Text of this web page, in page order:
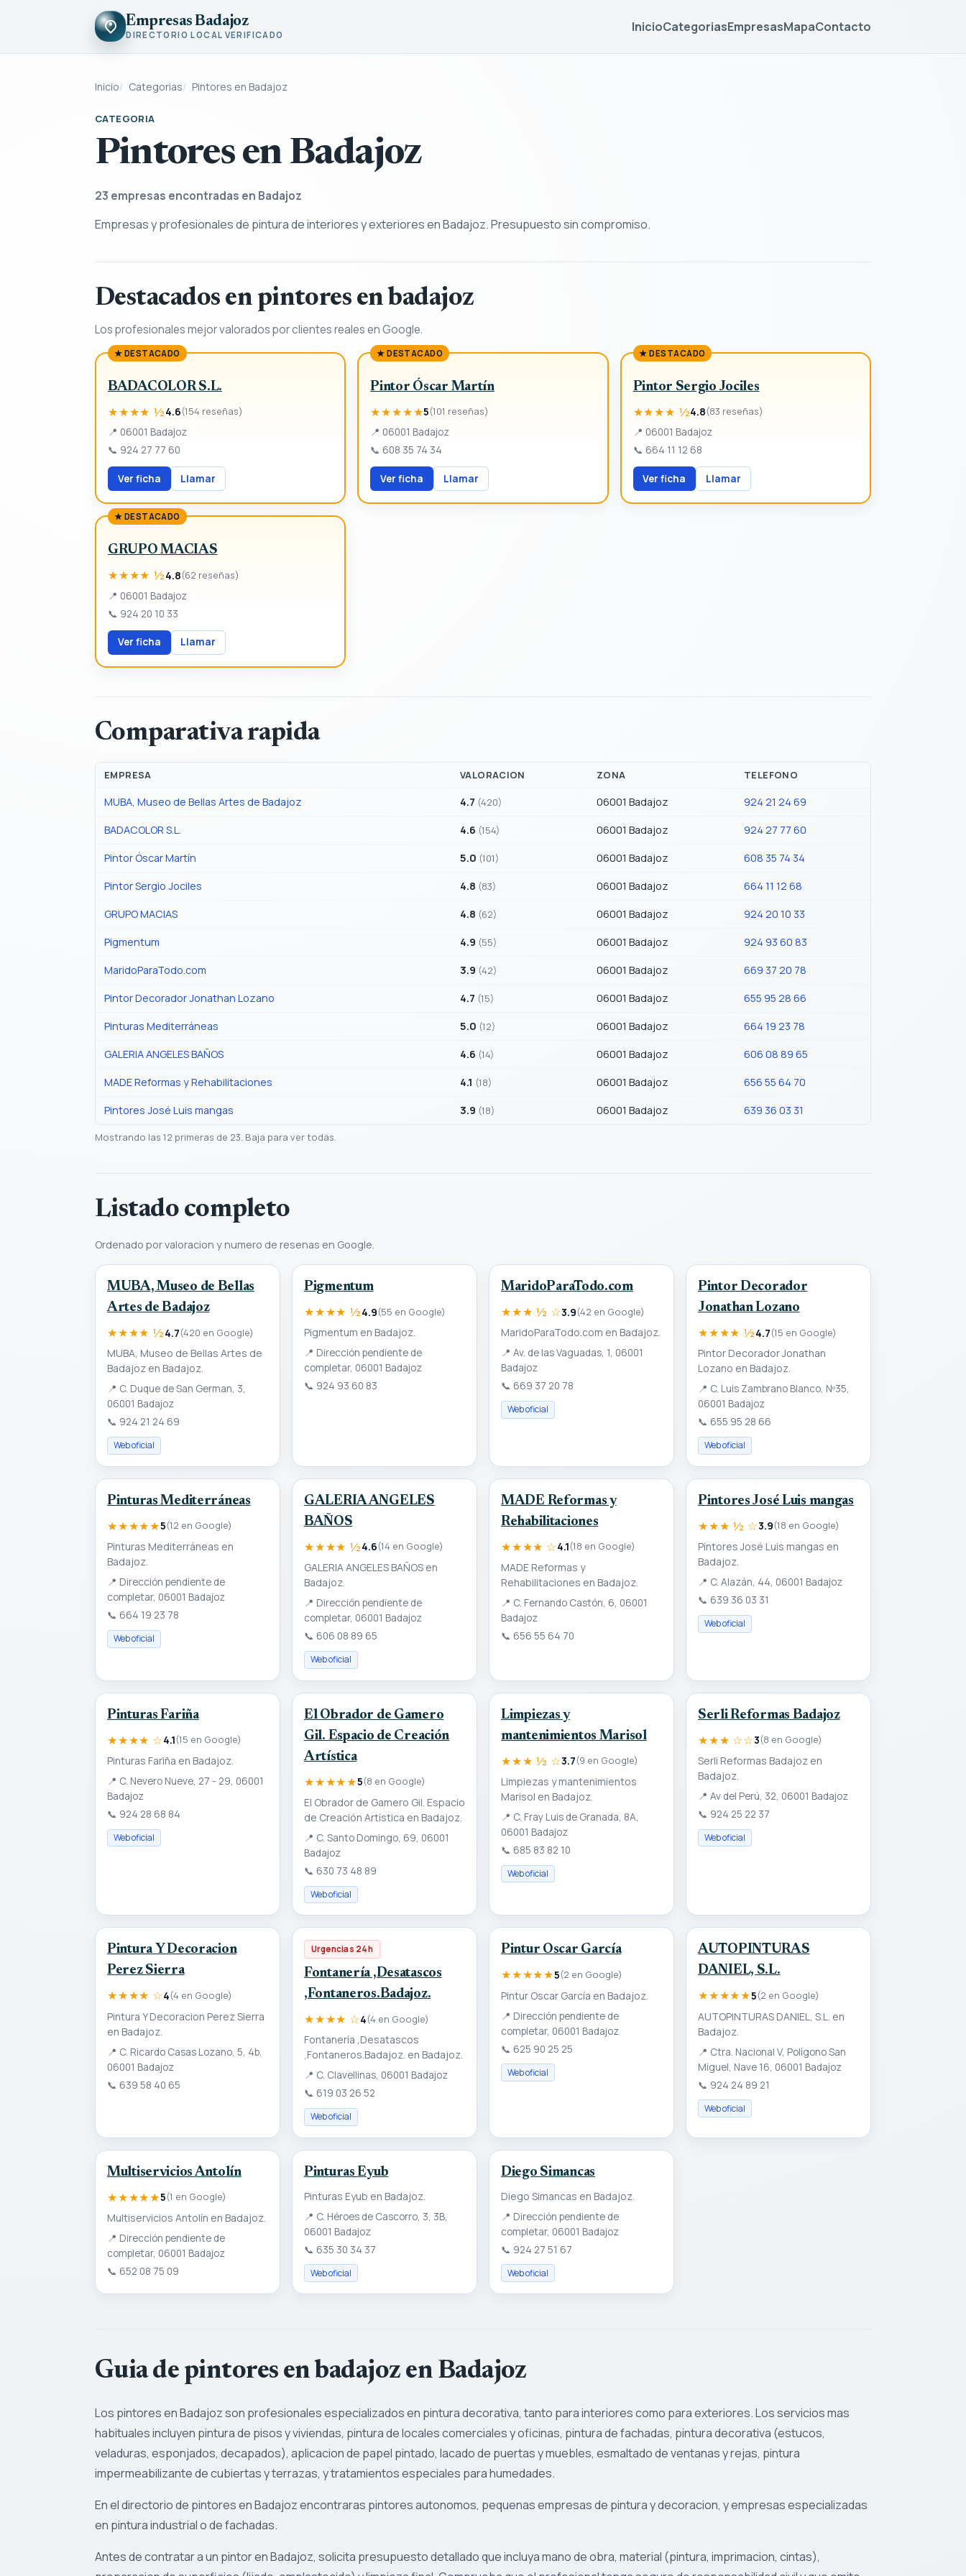
Empresas Badajoz
DIRECTORIO LOCAL VERIFICADO
InicioCategoriasEmpresasMapaContacto
Inicio Categorias Pintores en Badajoz
CATEGORIA
Pintores en Badajoz
23 empresas encontradas en Badajoz
Empresas y profesionales de pintura de interiores y exteriores en Badajoz. Presupuesto sin compromiso.
Destacados en pintores en badajoz
Los profesionales mejor valorados por clientes reales en Google.
★ DESTACADO
BADACOLOR S.L.
★★★★ ½4.6(154 reseñas)
📍 06001 Badajoz
📞 924 27 77 60
Ver ficha Llamar
★ DESTACADO
Pintor Óscar Martín
★★★★★5(101 reseñas)
📍 06001 Badajoz
📞 608 35 74 34
Ver ficha Llamar
★ DESTACADO
Pintor Sergio Jociles
★★★★ ½4.8(83 reseñas)
📍 06001 Badajoz
📞 664 11 12 68
Ver ficha Llamar
★ DESTACADO
GRUPO MACIAS
★★★★ ½4.8(62 reseñas)
📍 06001 Badajoz
📞 924 20 10 33
Ver ficha Llamar
Comparativa rapida
EMPRESA VALORACION ZONA TELEFONO
MUBA, Museo de Bellas Artes de Badajoz 4.7 (420) 06001 Badajoz 924 21 24 69
BADACOLOR S.L. 4.6 (154) 06001 Badajoz 924 27 77 60
Pintor Óscar Martín 5.0 (101) 06001 Badajoz 608 35 74 34
Pintor Sergio Jociles 4.8 (83) 06001 Badajoz 664 11 12 68
GRUPO MACIAS 4.8 (62) 06001 Badajoz 924 20 10 33
Pigmentum 4.9 (55) 06001 Badajoz 924 93 60 83
MaridoParaTodo.com 3.9 (42) 06001 Badajoz 669 37 20 78
Pintor Decorador Jonathan Lozano 4.7 (15) 06001 Badajoz 655 95 28 66
Pinturas Mediterráneas 5.0 (12) 06001 Badajoz 664 19 23 78
GALERIA ANGELES BAÑOS 4.6 (14) 06001 Badajoz 606 08 89 65
MADE Reformas y Rehabilitaciones 4.1 (18) 06001 Badajoz 656 55 64 70
Pintores José Luis mangas 3.9 (18) 06001 Badajoz 639 36 03 31
Mostrando las 12 primeras de 23. Baja para ver todas.
Listado completo
Ordenado por valoracion y numero de resenas en Google.
MUBA, Museo de Bellas
Artes de Badajoz
★★★★ ½4.7(420 en Google)
MUBA, Museo de Bellas Artes de
Badajoz en Badajoz.
📍 C. Duque de San German, 3,
06001 Badajoz
📞 924 21 24 69
Web oficial
Pigmentum
★★★★ ½4.9(55 en Google)
Pigmentum en Badajoz.
📍 Dirección pendiente de
completar, 06001 Badajoz
📞 924 93 60 83
MaridoParaTodo.com
★★★ ½ ☆3.9(42 en Google)
MaridoParaTodo.com en Badajoz.
📍 Av. de las Vaguadas, 1, 06001
Badajoz
📞 669 37 20 78
Web oficial
Pintor Decorador
Jonathan Lozano
★★★★ ½4.7(15 en Google)
Pintor Decorador Jonathan
Lozano en Badajoz.
📍 C. Luis Zambrano Blanco, Nº35,
06001 Badajoz
📞 655 95 28 66
Web oficial
Pinturas Mediterráneas
★★★★★5(12 en Google)
Pinturas Mediterráneas en
Badajoz.
📍 Dirección pendiente de
completar, 06001 Badajoz
📞 664 19 23 78
Web oficial
GALERIA ANGELES
BAÑOS
★★★★ ½4.6(14 en Google)
GALERIA ANGELES BAÑOS en
Badajoz.
📍 Dirección pendiente de
completar, 06001 Badajoz
📞 606 08 89 65
Web oficial
MADE Reformas y
Rehabilitaciones
★★★★ ☆4.1(18 en Google)
MADE Reformas y
Rehabilitaciones en Badajoz.
📍 C. Fernando Castón, 6, 06001
Badajoz
📞 656 55 64 70
Pintores José Luis mangas
★★★ ½ ☆3.9(18 en Google)
Pintores José Luis mangas en
Badajoz.
📍 C. Alazán, 44, 06001 Badajoz
📞 639 36 03 31
Web oficial
Pinturas Fariña
★★★★ ☆4.1(15 en Google)
Pinturas Fariña en Badajoz.
📍 C. Nevero Nueve, 27 - 29, 06001
Badajoz
📞 924 28 68 84
Web oficial
El Obrador de Gamero
Gil. Espacio de Creación
Artística
★★★★★5(8 en Google)
El Obrador de Gamero Gil. Espacio
de Creación Artística en Badajoz.
📍 C. Santo Domingo, 69, 06001
Badajoz
📞 630 73 48 89
Web oficial
Limpiezas y
mantenimientos Marisol
★★★ ½ ☆3.7(9 en Google)
Limpiezas y mantenimientos
Marisol en Badajoz.
📍 C. Fray Luis de Granada, 8A,
06001 Badajoz
📞 685 83 82 10
Web oficial
Serli Reformas Badajoz
★★★ ☆☆3(8 en Google)
Serli Reformas Badajoz en
Badajoz.
📍 Av del Perú, 32, 06001 Badajoz
📞 924 25 22 37
Web oficial
Pintura Y Decoracion
Perez Sierra
★★★★ ☆4(4 en Google)
Pintura Y Decoracion Perez Sierra
en Badajoz.
📍 C. Ricardo Casas Lozano, 5, 4b,
06001 Badajoz
📞 639 58 40 65
Urgencias 24h
Fontanería ,Desatascos
,Fontaneros.Badajoz.
★★★★ ☆4(4 en Google)
Fontanería ,Desatascos
,Fontaneros.Badajoz. en Badajoz.
📍 C. Clavellinas, 06001 Badajoz
📞 619 03 26 52
Web oficial
Pintur Oscar García
★★★★★5(2 en Google)
Pintur Oscar García en Badajoz.
📍 Dirección pendiente de
completar, 06001 Badajoz
📞 625 90 25 25
Web oficial
AUTOPINTURAS
DANIEL, S.L.
★★★★★5(2 en Google)
AUTOPINTURAS DANIEL, S.L. en
Badajoz.
📍 Ctra. Nacional V, Polígono San
Miguel, Nave 16, 06001 Badajoz
📞 924 24 89 21
Web oficial
Multiservicios Antolín
★★★★★5(1 en Google)
Multiservicios Antolín en Badajoz.
📍 Dirección pendiente de
completar, 06001 Badajoz
📞 652 08 75 09
Pinturas Eyub
Pinturas Eyub en Badajoz.
📍 C. Héroes de Cascorro, 3, 3B,
06001 Badajoz
📞 635 30 34 37
Web oficial
Diego Simancas
Diego Simancas en Badajoz.
📍 Dirección pendiente de
completar, 06001 Badajoz
📞 924 27 51 67
Web oficial
Guia de pintores en badajoz en Badajoz
Los pintores en Badajoz son profesionales especializados en pintura decorativa, tanto para interiores como para exteriores. Los servicios mas
habituales incluyen pintura de pisos y viviendas, pintura de locales comerciales y oficinas, pintura de fachadas, pintura decorativa (estucos,
veladuras, esponjados, decapados), aplicacion de papel pintado, lacado de puertas y muebles, esmaltado de ventanas y rejas, pintura
impermeabilizante de cubiertas y terrazas, y tratamientos especiales para humedades.
En el directorio de pintores en Badajoz encontraras pintores autonomos, pequenas empresas de pintura y decoracion, y empresas especializadas
en pintura industrial o de fachadas.
Antes de contratar a un pintor en Badajoz, solicita presupuesto detallado que incluya mano de obra, material (pintura, imprimacion, cintas),